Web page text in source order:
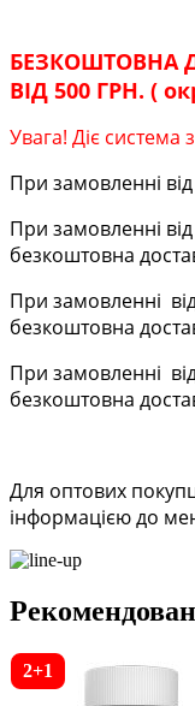
БЕЗКОШТОВНА
ВІД 500 ГРН. (
Увага! Діє система
При замовленні
При замовленні
безкоштовна
При замовленні
безкоштовна
При замовленні
безкоштовна
Для оптових
інформацією до
2+1